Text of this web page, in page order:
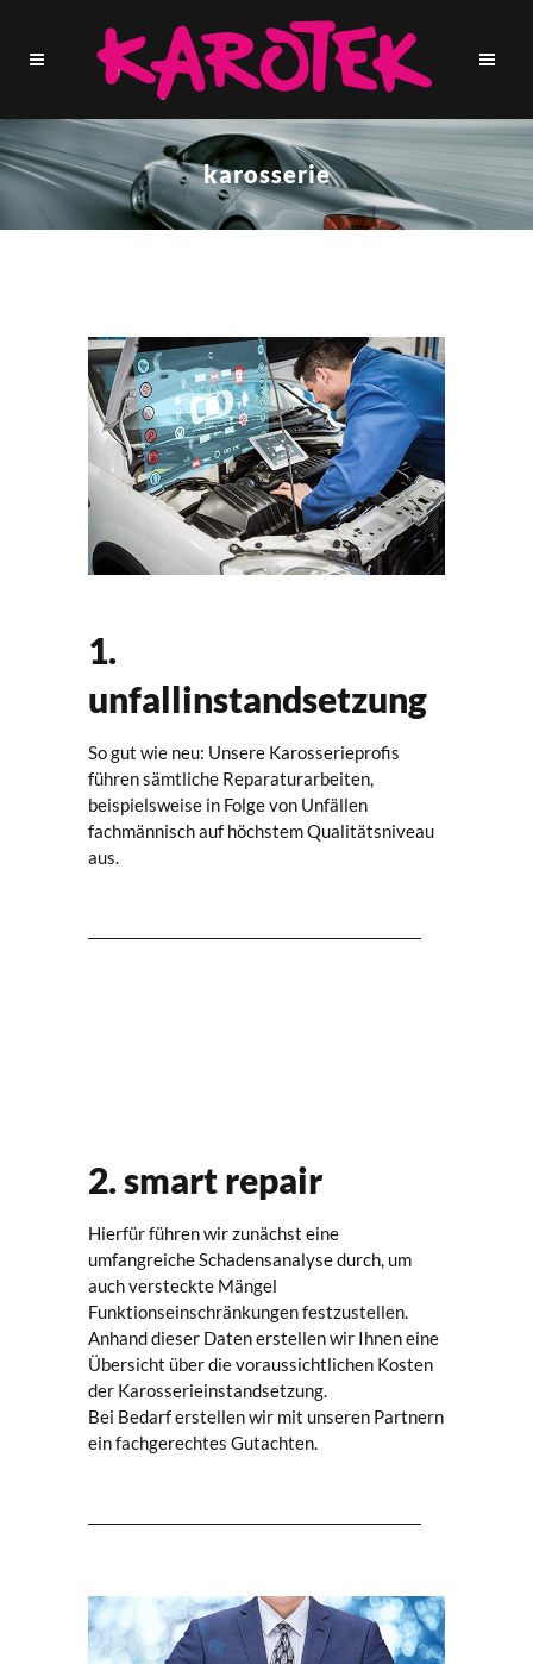
karosserie
1.
unfallinstandsetzung
So gut wie neu: Unsere Karosserieprofis
führen sämtliche Reparaturarbeiten,
beispielsweise in Folge von Unfällen
fachmännisch auf höchstem Qualitätsniveau
aus.
2. smart repair
Hierfür führen wir zunächst eine
umfangreiche Schadensanalyse durch, um
auch versteckte Mängel
Funktionseinschränkungen festzustellen.
Anhand dieser Daten erstellen wir Ihnen eine
Übersicht über die voraussichtlichen Kosten
der Karosserieinstandsetzung.
Bei Bedarf erstellen wir mit unseren Partnern
ein fachgerechtes Gutachten.